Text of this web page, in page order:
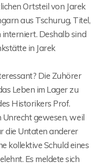
Ortsteil von Jarek
aus Tschurug, Titel,
Deshalb sind
in Jarek
Die Zuhörer
Leben im Lager zu
Historikers Prof.
gewesen, weil
die Untaten anderer
kollektive Schuld eines
Es meldete sich